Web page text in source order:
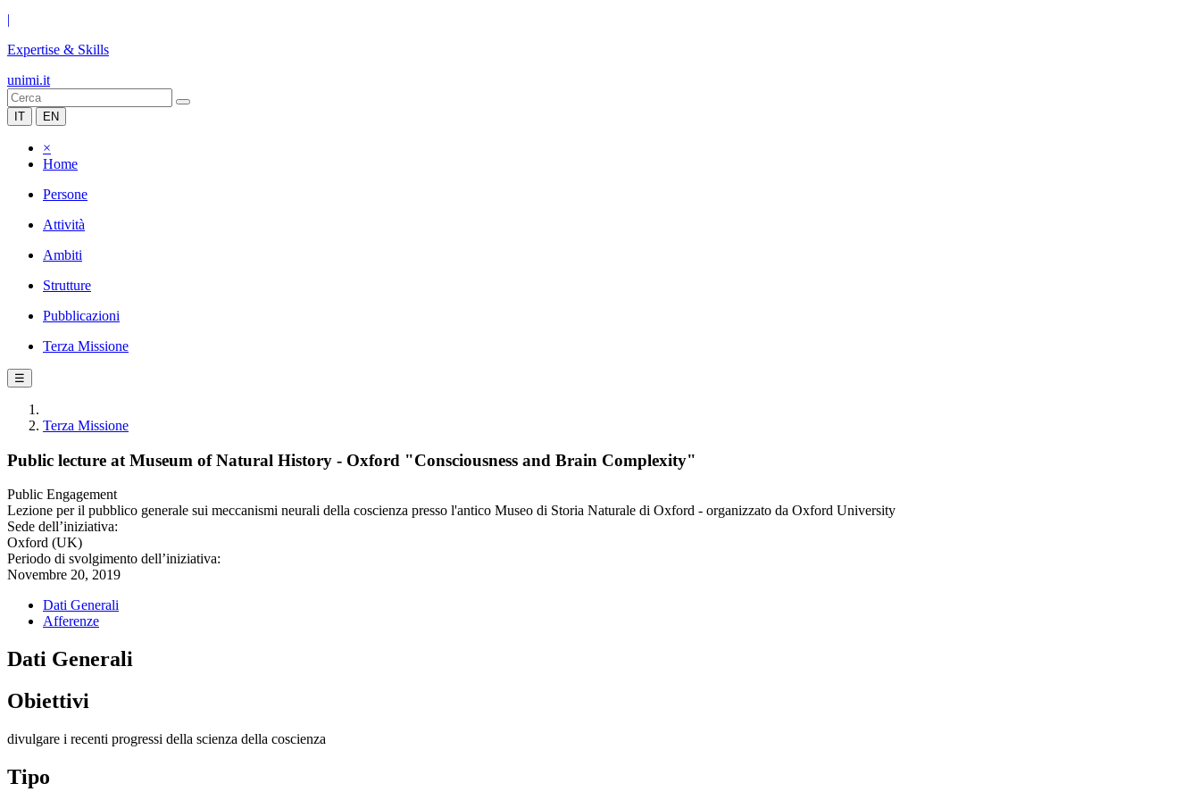
|
Expertise & Skills
unimi.it
IT EN
×
Home
Persone
Attività
Ambiti
Strutture
Pubblicazioni
Terza Missione
☰
Terza Missione
Public lecture at Museum of Natural History - Oxford "Consciousness and Brain Complexity"
Public Engagement
Lezione per il pubblico generale sui meccanismi neurali della coscienza presso l'antico Museo di Storia Naturale di Oxford - organizzato da Oxford University
Sede dell’iniziativa:
Oxford (UK)
Periodo di svolgimento dell’iniziativa:
Novembre 20, 2019
Dati Generali
Afferenze
Dati Generali
Obiettivi
divulgare i recenti progressi della scienza della coscienza
Tipo